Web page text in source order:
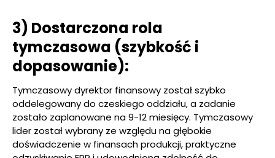
3) Dostarczona rola
tymczasowa (szybkość i
dopasowanie):
Tymczasowy dyrektor finansowy został szybko
oddelegowany do czeskiego oddziału, a zadanie
zostało zaplanowane na 9-12 miesięcy. Tymczasowy
lider został wybrany ze względu na głębokie
doświadczenie w finansach produkcji, praktyczne